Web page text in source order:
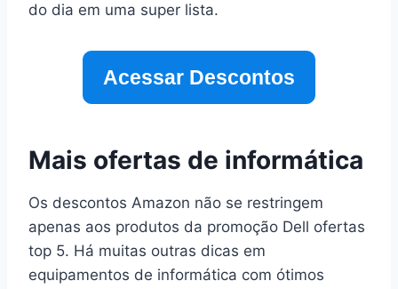
do dia em uma super lista.
Acessar Descontos
Mais ofertas de informática
Os descontos Amazon não se restringem
apenas aos produtos da promoção Dell ofertas
top 5. Há muitas outras dicas em
equipamentos de informática com ótimos